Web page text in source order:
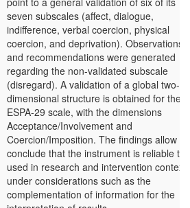
seven subscales (affect, dialogue,
indifference, verbal coercion, physical
coercion, and deprivation). Observations
and recommendations were generated
regarding the non-validated subscale
(disregard). A validation of a global two-
dimensional structure is obtained for the
ESPA-29 scale, with the dimensions
Acceptance/Involvement and
Coercion/Imposition. The findings allow
conclude that the instrument is reliable to
used in research and intervention
under considerations such as the
complementation of information for the